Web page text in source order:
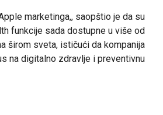
marketinga,, saopštio je da su
funkcije sada dostupne u više od
širom sveta, ističući da kompanija
na digitalno zdravlje i preventivnu